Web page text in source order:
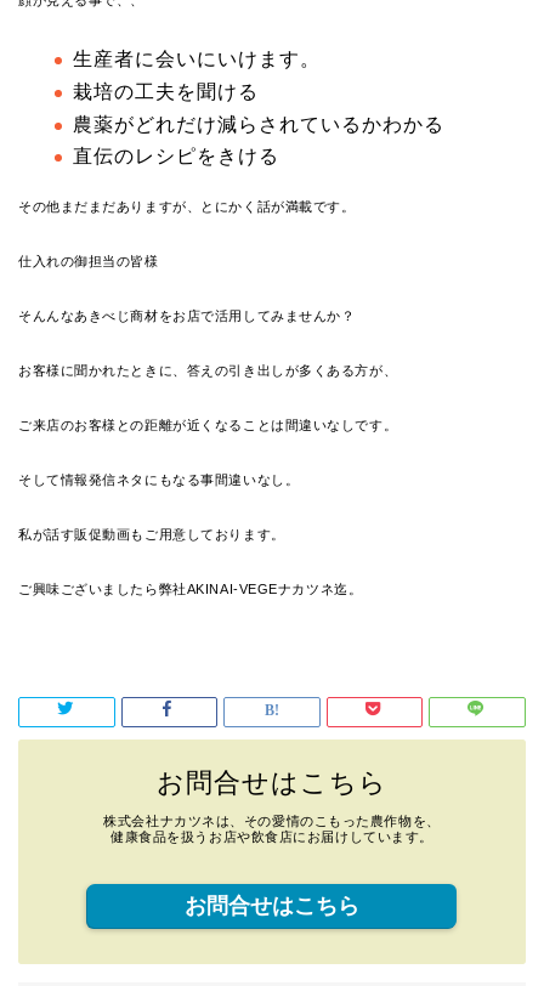
生産者に会いにいけます。
栽培の工夫を聞ける
農薬がどれだけ減らされているかわかる
直伝のレシピをきける
その他まだまだありますが、とにかく話が満載です。
仕入れの御担当の皆様
そんんなあきべじ商材をお店で活用してみませんか？
お客様に聞かれたときに、答えの引き出しが多くある方が、
ご来店のお客様との距離が近くなることは間違いなしです。
そして情報発信ネタにもなる事間違いなし。
私が話す販促動画もご用意しております。
ご興味ございましたら弊社AKINAI-VEGEナカツネ迄。
お問合せはこちら
株式会社ナカツネは、その愛情のこもった農作物を、
健康食品を扱うお店や飲食店にお届けしています。
お問合せはこちら